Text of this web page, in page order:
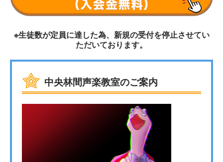
※生徒数が定員に達した為、新規の受付を停止させてい
ただいております。
中央林間声楽教室のご案内